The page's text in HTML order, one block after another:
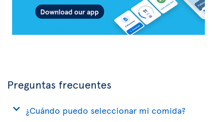
Preguntas frecuentes
¿Cuándo puedo seleccionar mi comida?